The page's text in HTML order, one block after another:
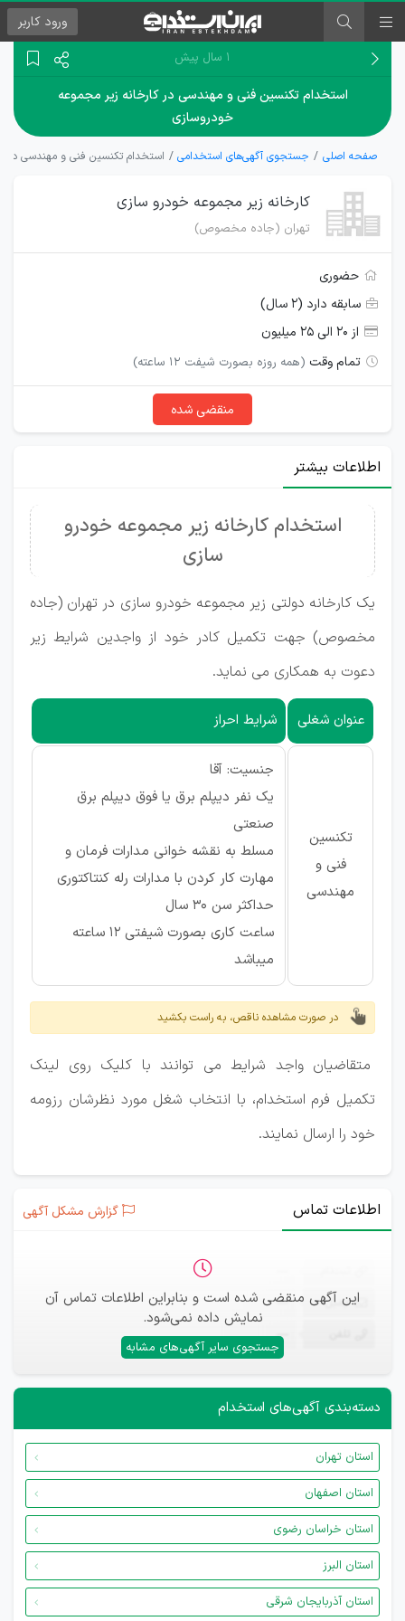
ورود کاربر
۱ سال پیش
استخدام تکنسین فنی و مهندسی در کارخانه زیر مجموعه
خودروسازی
صفحه اصلی جستجوی آگهی‌های استخدامی استخدام تکنسین فنی و مهندسی در
کارخانه زیر مجموعه خودرو سازی
تهران (جاده مخصوص)
حضوری
سابقه دارد (۲ سال)
از ۲۰ الی ۲۵ میلیون
تمام وقت (همه روزه بصورت شیفت ۱۲ ساعته)
منقضی شده
اطلاعات بیشتر
استخدام کارخانه زیر مجموعه خودرو
سازی
یک کارخانه دولتی زیر مجموعه خودرو سازی در تهران (جاده
مخصوص) جهت تکمیل کادر خود از واجدین شرایط زیر
دعوت به همکاری می نماید.
عنوان شغلی شرایط احراز
تکنسین
فنی و
مهندسی
جنسیت: آقا
یک نفر دیپلم برق یا فوق دیپلم برق
صنعتی
مسلط به نقشه خوانی مدارات فرمان و
مهارت کار کردن با مدارات رله کنتاکتوری
حداکثر سن ۳۰ سال
ساعت کاری بصورت شیفتی ۱۲ ساعته
میباشد
در صورت مشاهده ناقص، به راست بکشید
متقاضیان واجد شرایط می توانند با کلیک روی لینک
تکمیل فرم استخدام، با انتخاب شغل مورد نظرشان رزومه
خود را ارسال نمایند.
اطلاعات تماس گزارش مشکل آگهی
این آگهی منقضی شده است و بنابراین اطلاعات تماس آن
نمایش داده نمی‌شود.
جستجوی سایر آگهی‌های مشابه
ایمیل —
—
دسته‌بندی آگهی‌های استخدام
استان تهران
استان اصفهان
استان خراسان رضوی
استان البرز
استان آذربایجان شرقی